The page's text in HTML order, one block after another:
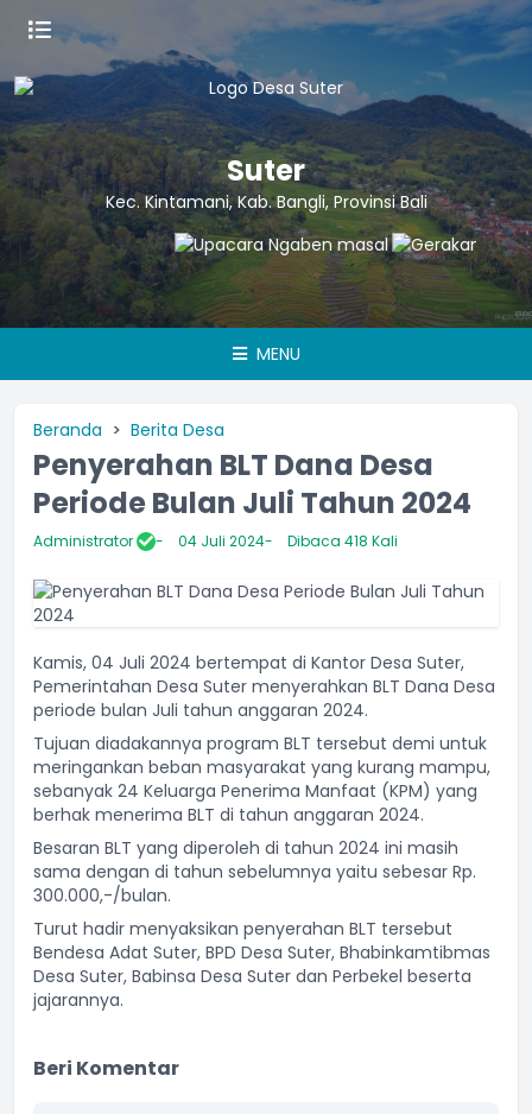
Suter
Kec. Kintamani, Kab. Bangli, Provinsi Bali
MENU
Beranda Berita Desa
Penyerahan BLT Dana Desa
Periode Bulan Juli Tahun 2024
Administrator 04 Juli 2024 Dibaca 418 Kali
Kamis, 04 Juli 2024 bertempat di Kantor Desa Suter,
Pemerintahan Desa Suter menyerahkan BLT Dana Desa
periode bulan Juli tahun anggaran 2024.
Tujuan diadakannya program BLT tersebut demi untuk
meringankan beban masyarakat yang kurang mampu,
sebanyak 24 Keluarga Penerima Manfaat (KPM) yang
berhak menerima BLT di tahun anggaran 2024.
Besaran BLT yang diperoleh di tahun 2024 ini masih
sama dengan di tahun sebelumnya yaitu sebesar Rp.
300.000,-/bulan.
Turut hadir menyaksikan penyerahan BLT tersebut
Bendesa Adat Suter, BPD Desa Suter, Bhabinkamtibmas
Desa Suter, Babinsa Desa Suter dan Perbekel beserta
jajarannya.
Beri Komentar